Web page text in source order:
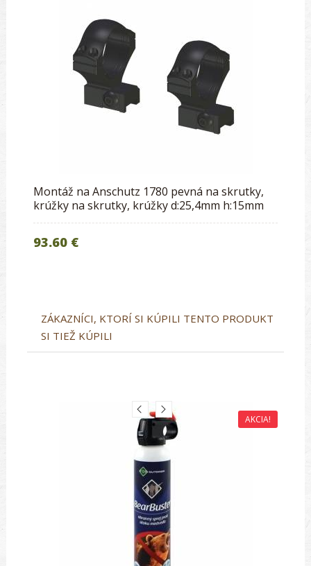
Montáž na Anschutz 1780 pevná na skrutky,
krúžky na skrutky, krúžky d:25,4mm h:15mm
93.60 €
ZÁKAZNÍCI, KTORÍ SI KÚPILI TENTO PRODUKT
SI TIEŽ KÚPILI
AKCIA!